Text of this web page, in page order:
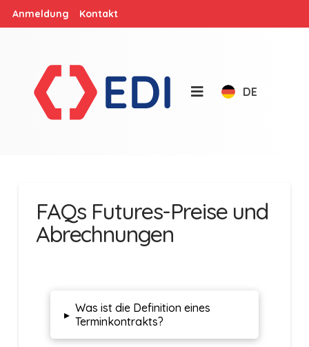
Anmeldung Kontakt
DE
FAQs Futures-Preise und
Abrechnungen
▸ Was ist die Definition eines
Terminkontrakts?